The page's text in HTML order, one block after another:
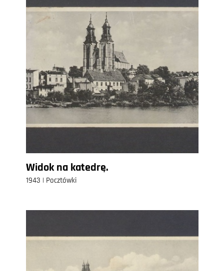
Widok na katedrę.
1943 | Pocztówki